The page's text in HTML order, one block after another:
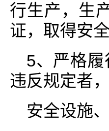
行生产，生
证，取得安
5、严格履
违反规定者
安全设施